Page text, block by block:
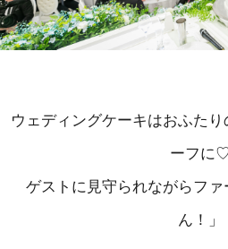
ウェディングケーキはおふた
ーフに
ゲストに見守られながらフ
ん！」